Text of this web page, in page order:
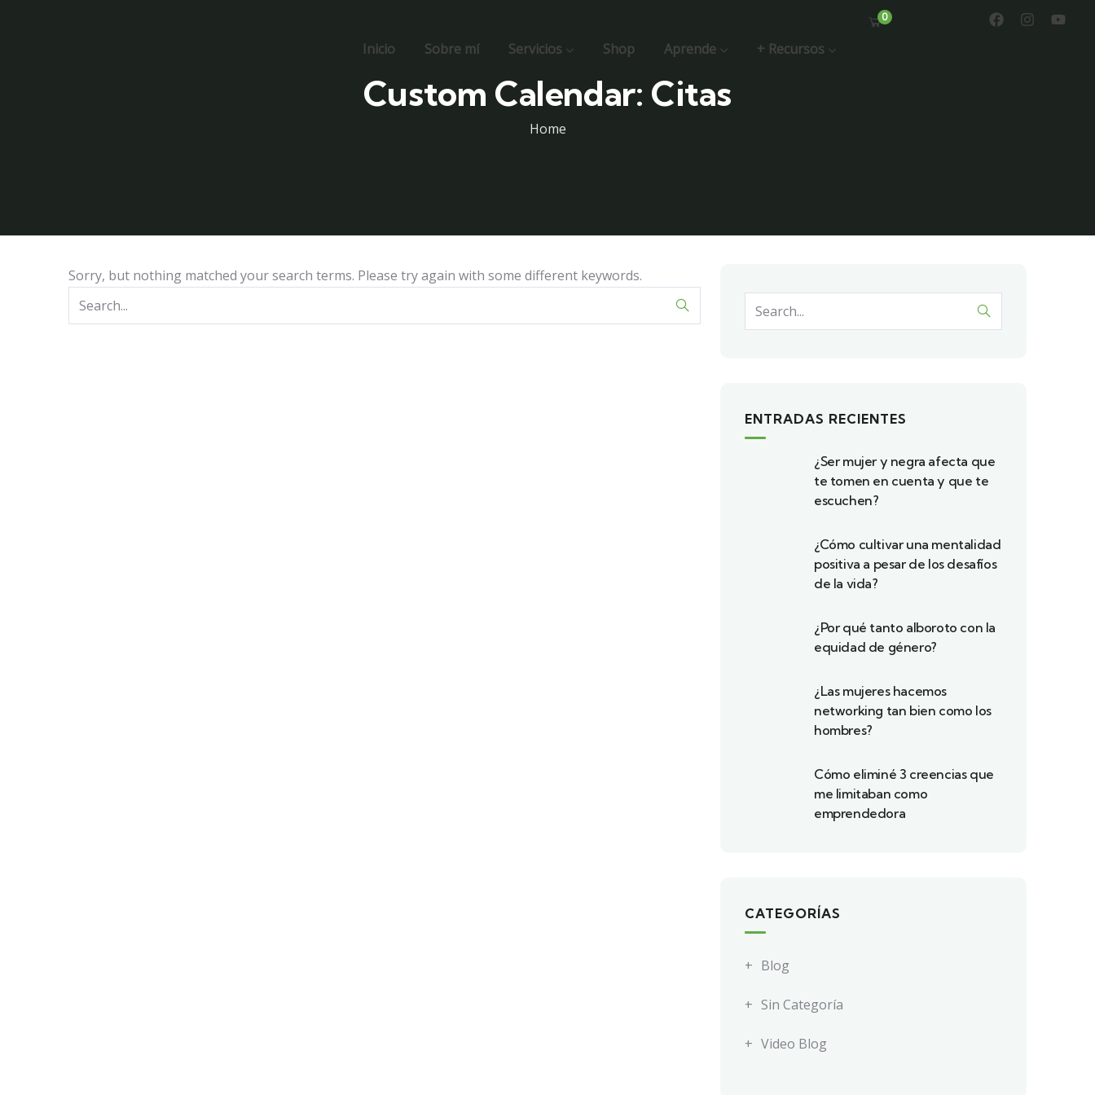
Inicio Sobre mí Servicios Shop Aprende + Recursos
0
Custom Calendar: Citas
Home
Sorry, but nothing matched your search terms. Please try again with some different keywords.
ENTRADAS RECIENTES
¿Ser mujer y negra afecta que
te tomen en cuenta y que te
escuchen?
¿Cómo cultivar una mentalidad
positiva a pesar de los desafíos
de la vida?
¿Por qué tanto alboroto con la
equidad de género?
¿Las mujeres hacemos
networking tan bien como los
hombres?
Cómo eliminé 3 creencias que
me limitaban como
emprendedora
CATEGORÍAS
Blog
Sin Categoría
Video Blog